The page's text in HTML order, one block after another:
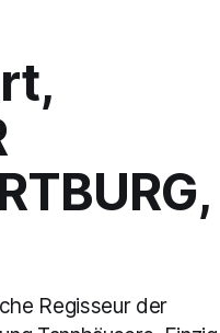
Regisseur der